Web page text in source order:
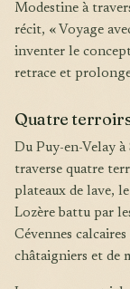
Modestine à
récit, « Voyage
inventer le
retrace et
Quatre
Du Puy-en-Velay à Saint-Jean-du-Gard (ou Alès), le chemin
traverse quatre
plateaux de lave,
Lozère battu par
Cévennes
châtaigniers et de